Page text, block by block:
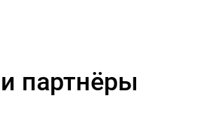
партнёры